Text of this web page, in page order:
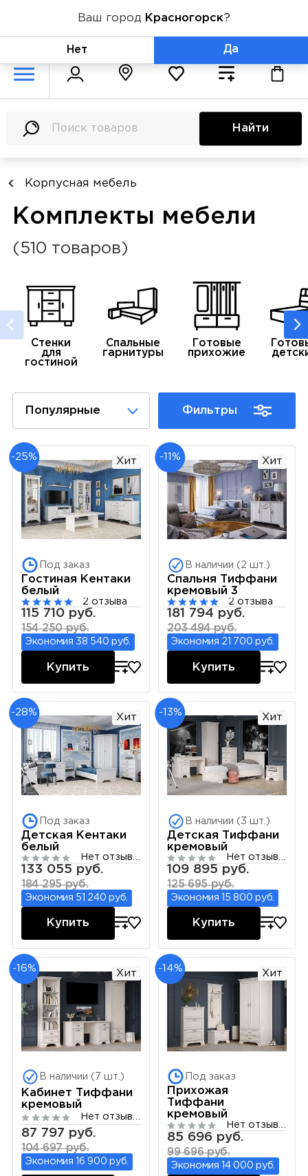
+7 (800) 775-71-06
Найти
Корпусная мебель
Комплекты мебели
(510 товаров)
Стенки
для
гостиной
Спальные
гарнитуры
Готовые
прихожие
Популярные Фильтры
-25% Хит
Под заказ
Гостиная Кентаки
белый
2 отзыва
115 710 руб.
154 250 руб.
Экономия 38 540 руб.
Купить
-11% Хит
В наличии (2 шт.)
Спальня Тиффани
кремовый 3
2 отзыва
181 794 руб.
203 494 руб.
Экономия 21 700 руб.
Купить
-28% Хит
Под заказ
Детская Кентаки
белый
133 055 руб.
184 295 руб.
Экономия 51 240 руб.
Купить
-13% Хит
В наличии (3 шт.)
Детская Тиффани
кремовый
109 895 руб.
125 695 руб.
Экономия 15 800 руб.
Купить
-16% Хит
В наличии (7 шт.)
Кабинет Тиффани
кремовый
Нет отзывов
87 797 руб.
104 697 руб.
Экономия 16 900 руб.
-14% Хит
Под заказ
Прихожая
Тиффани
кремовый
85 696 руб.
99 696 руб.
Экономия 14 000 руб.
Ваш город Красногорск?
Нет Да